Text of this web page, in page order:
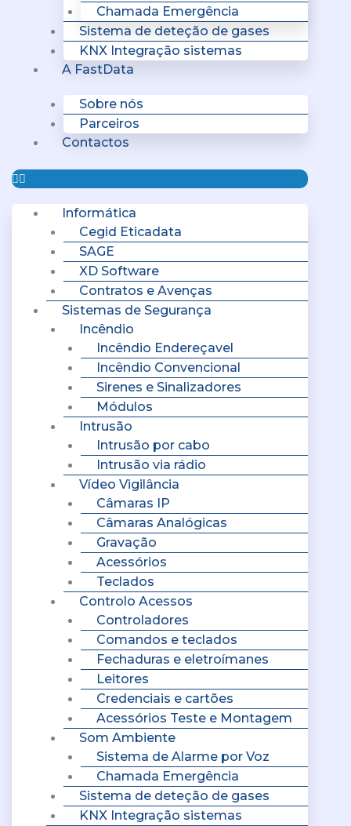
Chamada Emergência
Sistema de deteção de gases
KNX Integração sistemas
A FastData
Sobre nós
Parceiros
Contactos
Informática
Cegid Eticadata
SAGE
XD Software
Contratos e Avenças
Sistemas de Segurança
Incêndio
Incêndio Endereçavel
Incêndio Convencional
Sirenes e Sinalizadores
Módulos
Intrusão
Intrusão por cabo
Intrusão via rádio
Vídeo Vigilância
Câmaras IP
Câmaras Analógicas
Gravação
Acessórios
Teclados
Controlo Acessos
Controladores
Comandos e teclados
Fechaduras e eletroímanes
Leitores
Credenciais e cartões
Acessórios Teste e Montagem
Som Ambiente
Sistema de Alarme por Voz
Chamada Emergência
Sistema de deteção de gases
KNX Integração sistemas